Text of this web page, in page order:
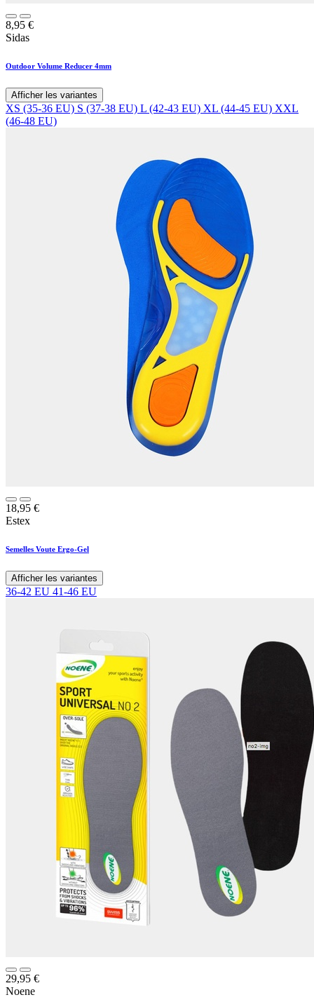
8,95 €
Sidas
Outdoor Volume Reducer 4mm
Afficher les variantes
XS (35-36 EU) S (37-38 EU) L (42-43 EU) XL (44-45 EU) XXL
(46-48 EU)
18,95 €
Estex
Semelles Voute Ergo-Gel
Afficher les variantes
36-42 EU 41-46 EU
29,95 €
Noene